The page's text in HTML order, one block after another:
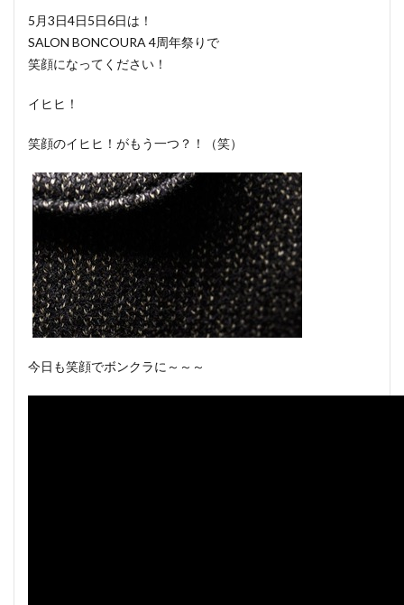
5月3日4日5日6日は！
SALON BONCOURA 4周年祭りで
笑顔になってください！
イヒヒ！
笑顔のイヒヒ！がもう一つ？！（笑）
今日も笑顔でボンクラに～～～